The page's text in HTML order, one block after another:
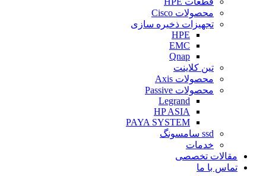
محصولات Cisco
تجهیزات ذخیره سازی
HPE
EMC
Qnap
تین کلاینت
محصولات Axis
محصولات Passive
Legrand
HP ASIA
PAYA SYSTEM
ssd سامسونگ
خدمات
مقالات تخصصی
تماس با ما